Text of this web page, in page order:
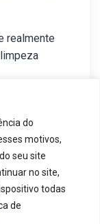
do
motivos,
seu site
no site,
todas
de
realmente